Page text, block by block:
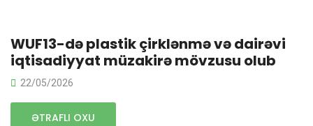
WUF13-də plastik çirklənmə və dairəvi
iqtisadiyyat müzakirə mövzusu olub
22/05/2026
ƏTRAFLI OXU